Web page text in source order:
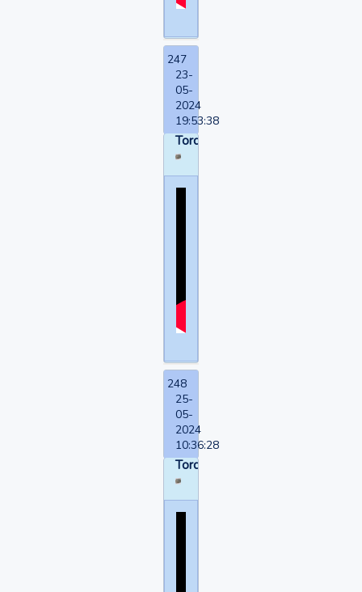
247
23-
05-
2024
19:53:38
Torquemada
248
25-
05-
2024
10:36:28
Torquemada